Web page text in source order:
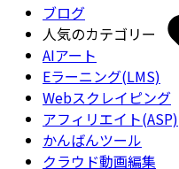
ブログ
人気のカテゴリー
AIアート
Eラーニング(LMS)
Webスクレイピング
アフィリエイト(ASP)
かんばんツール
クラウド動画編集